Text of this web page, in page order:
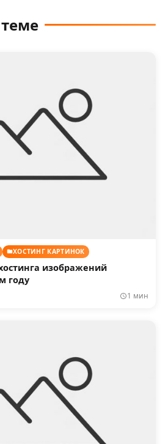
ХОСТИНГ КАРТИНОК
изображений
году
1 мин